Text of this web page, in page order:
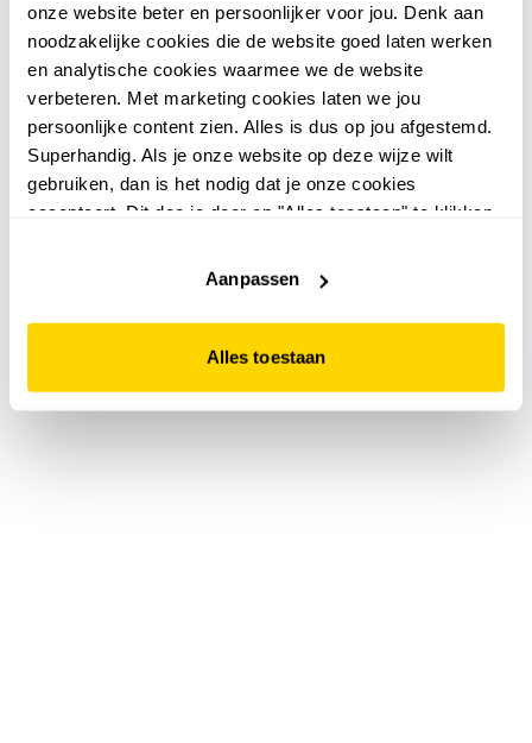
onze website beter en persoonlijker voor jou. Denk aan
noodzakelijke cookies die de website goed laten werken
en analytische cookies waarmee we de website
verbeteren. Met marketing cookies laten we jou
persoonlijke content zien. Alles is dus op jou afgestemd.
Superhandig. Als je onze website op deze wijze wilt
gebruiken, dan is het nodig dat je onze cookies
accepteert. Dit doe je door op "Alles toestaan" te klikken.
website niet optimaal functioneert.
Aanpassen
Alles toestaan